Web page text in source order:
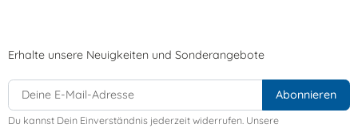
Erhalte unsere Neuigkeiten und Sonderangebote
Du kannst Dein Einverständnis jederzeit widerrufen. Unsere